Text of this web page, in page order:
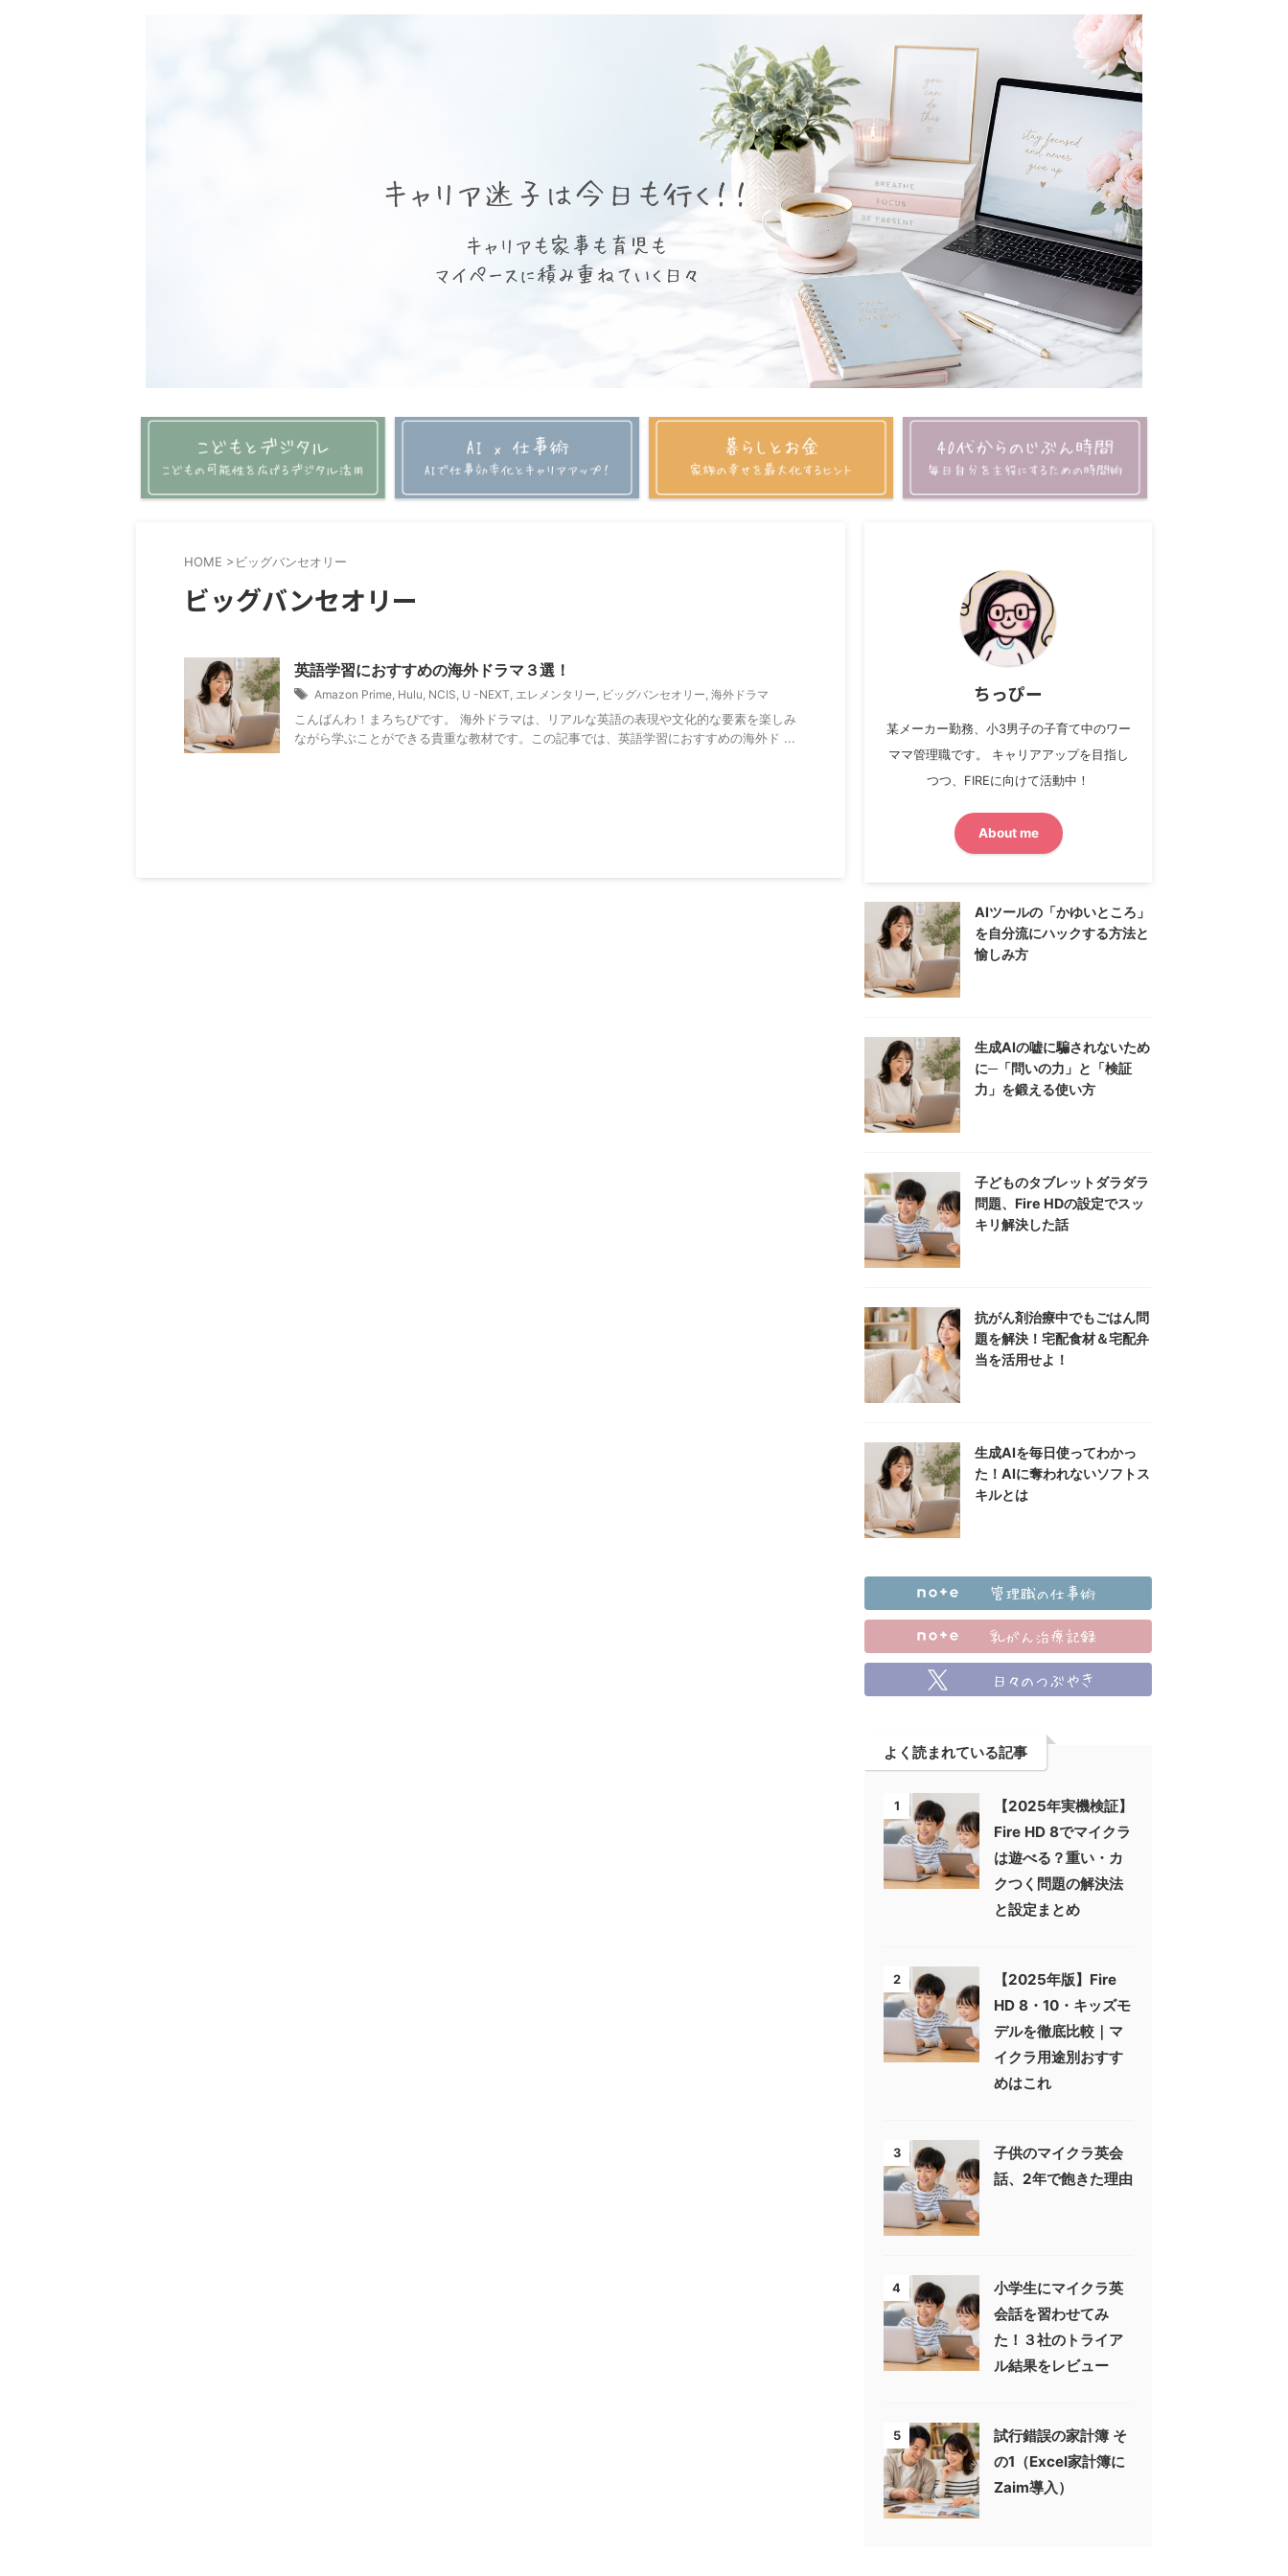
HOME >ビッグバンセオリー
ビッグバンセオリー
英語学習におすすめの海外ドラマ３選！
Amazon Prime, Hulu, NCIS, U -NEXT, エレメンタリー, ビッグバンセオリー, 海外ドラマ
こんばんわ！まろちぴです。 海外ドラマは、リアルな英語の表現や文化的な要素を楽しみ
ながら学ぶことができる貴重な教材です。この記事では、英語学習におすすめの海外ド ...
ちっぴー
某メーカー勤務、小3男子の子育て中のワー
ママ管理職です。 キャリアアップを目指し
つつ、FIREに向けて活動中！
About me
AIツールの「かゆいところ」
を自分流にハックする方法と
愉しみ方
生成AIの嘘に騙されないため
に─「問いの力」と「検証
力」を鍛える使い方
子どものタブレットダラダラ
問題、Fire HDの設定でスッ
キリ解決した話
抗がん剤治療中でもごはん問
題を解決！宅配食材＆宅配弁
当を活用せよ！
生成AIを毎日使ってわかっ
た！AIに奪われないソフトス
キルとは
よく読まれている記事
1
【2025年実機検証】
Fire HD 8でマイクラ
は遊べる？重い・カ
クつく問題の解決法
と設定まとめ
2
【2025年版】Fire
HD 8・10・キッズモ
デルを徹底比較｜マ
イクラ用途別おすす
めはこれ
3
子供のマイクラ英会
話、2年で飽きた理由
4
小学生にマイクラ英
会話を習わせてみ
た！３社のトライア
ル結果をレビュー
5
試行錯誤の家計簿 そ
の1（Excel家計簿に
Zaim導入）